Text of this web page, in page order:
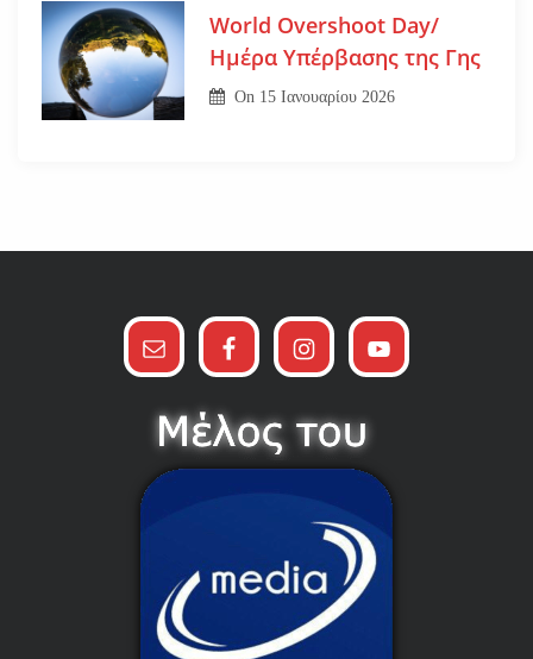
World Overshoot Day/
Ημέρα Υπέρβασης της Γης
On 15 Ιανουαρίου 2026